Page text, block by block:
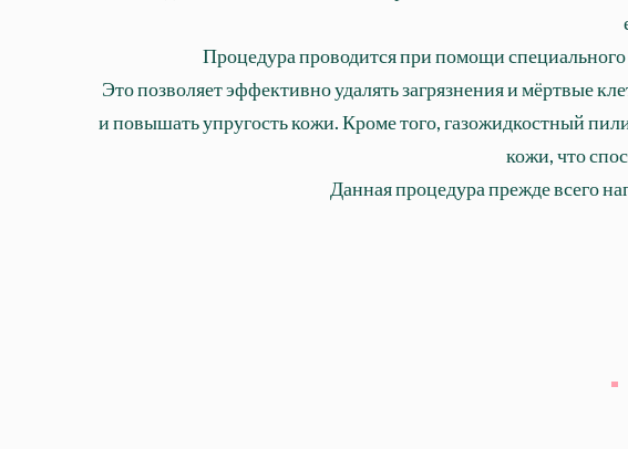
Процедура проводится при помощи
Это позволяет эффективно удалять загрязнения и мёртвые
и повышать упругость кожи. Кроме того, газожидкостный
кожи, что
Данная процедура прежде всего